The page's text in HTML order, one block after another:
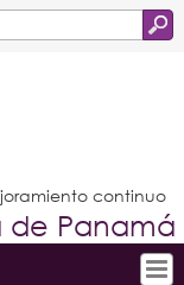
continuo
de Panamá